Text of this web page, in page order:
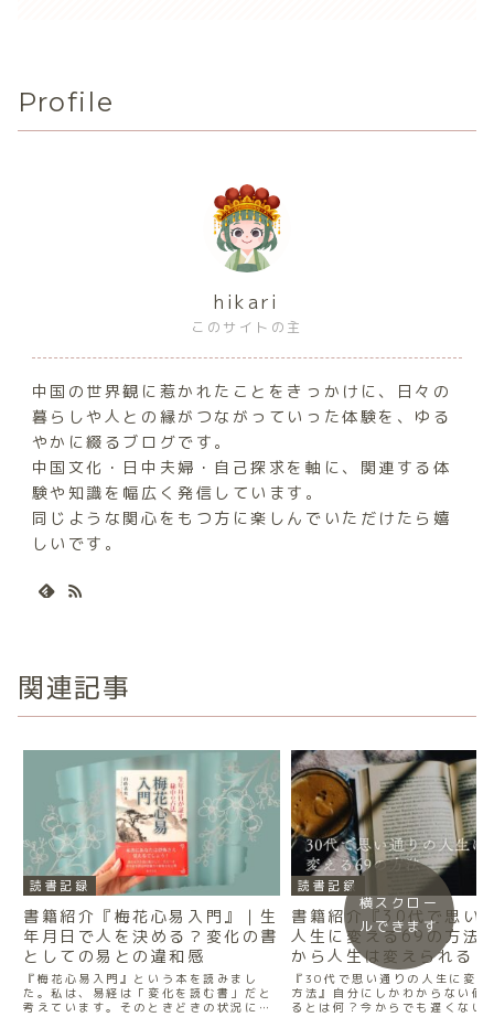
Profile
hikari
このサイトの主
中国の世界観に惹かれたことをきっかけに、日々の
暮らしや人との縁がつながっていった体験を、ゆる
やかに綴るブログです。
中国文化・日中夫婦・自己探求を軸に、関連する体
験や知識を幅広く発信しています。
同じような関心をもつ方に楽しんでいただけたら嬉
しいです。
関連記事
読書記録
書籍紹介『梅花心易入門』｜生
年月日で人を決める？変化の書
としての易との違和感
『梅花心易入門』という本を読みまし
た。私は、易経は「変化を読む書」だと
考えています。そのときどきの状況に応
読書記録
書籍紹介『30代で思い
人生に変える69の方法
から人生は変えられる？
『30代で思い通りの人生に変
方法』自分にしかわからない価
るとは何？今からでも遅くない
横スクロー
ルできます